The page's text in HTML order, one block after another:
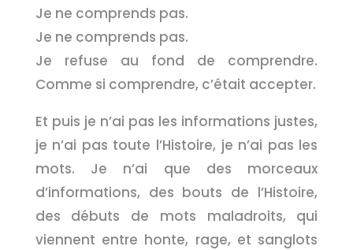
Je ne comprends pas.
Je ne comprends pas.
Je refuse au fond de comprendre.
Comme si comprendre, c’était accepter.
Et puis je n’ai pas les informations justes,
je n’ai pas toute l’Histoire, je n’ai pas les
mots. Je n’ai que des morceaux
d’informations, des bouts de l’Histoire,
des débuts de mots maladroits, qui
viennent entre honte, rage, et sanglots